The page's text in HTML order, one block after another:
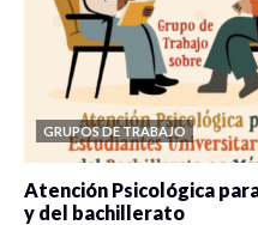
GRUPOS DE TRABAJO
Atención Psicológica
y del bachillerato